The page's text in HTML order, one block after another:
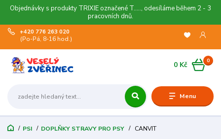
Objednávky s produkty TRIXIE označené T....., odesíláme během 2 - 3
pracovních dnů.
Menu
+420 776 263 020
(Po-Pá, 8-16 hod.)
0
0 Kč
PSI DOPLŇKY STRAVY PRO PSY CANVIT